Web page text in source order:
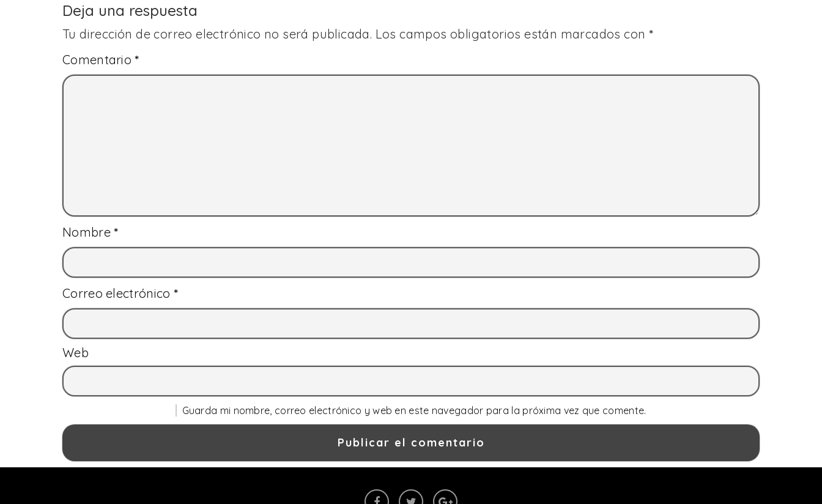
Deja una respuesta
Tu dirección de correo electrónico no será publicada. Los campos obligatorios están marcados con *
Comentario*
Nombre*
Correo electrónico *
Web
Guarda mi nombre, correo electrónico y web en este navegador para la próxima vez que comente.